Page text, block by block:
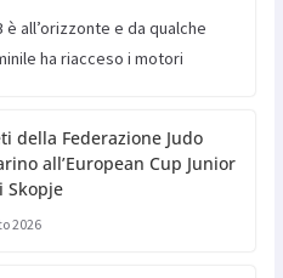
all’orizzonte e da qualche
ha riacceso i motori
della Federazione Judo
all’European Cup Junior
Skopje
2026